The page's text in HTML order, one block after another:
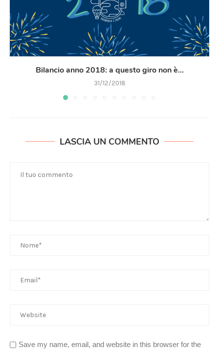
Bilancio anno 2018: a questo giro non è...
31/12/2018
LASCIA UN COMMENTO
Save my name, email, and website in this browser for the